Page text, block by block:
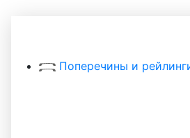
Поперечины и